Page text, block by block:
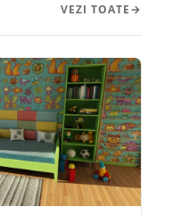
VEZI TOATE